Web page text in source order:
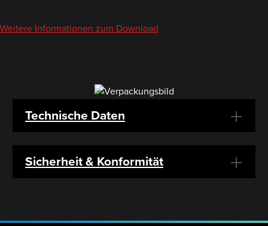
Weitere Informationen zum Download
Technische Daten
Sicherheit & Konformität